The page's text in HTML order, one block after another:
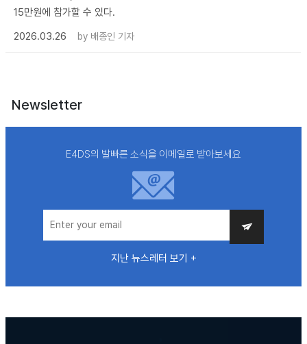
15만원에 참가할 수 있다.
2026.03.26
by 배종인 기자
Newsletter
E4DS의 발빠른 소식을 이메일로 받아보세요
지난 뉴스레터 보기 +